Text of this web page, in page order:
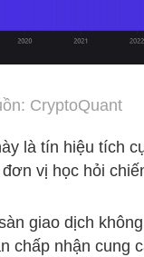
CryptoQuant
là tín hiệu tích
vị học hỏi
giao dịch
chấp nhận cung